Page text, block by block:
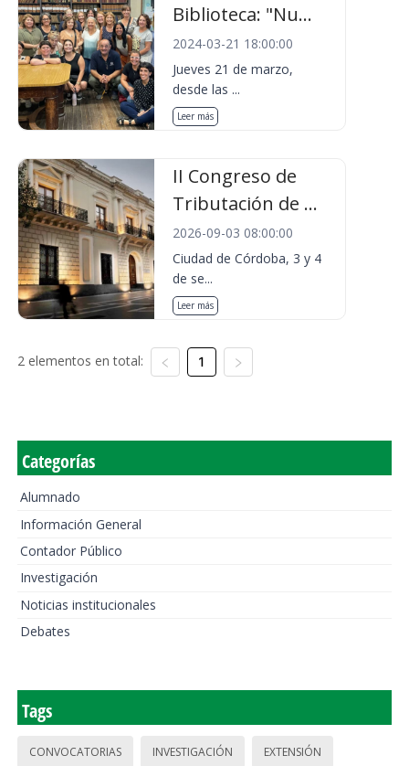
Biblioteca: "Nu...
2024-03-21 18:00:00
Jueves 21 de marzo,
desde las ...
Leer más
II Congreso de
Tributación de ...
2026-09-03 08:00:00
Ciudad de Córdoba, 3 y 4
de se...
Leer más
2 elementos en total: 1
Categorías
Alumnado
Información General
Contador Público
Investigación
Noticias institucionales
Debates
Tags
CONVOCATORIAS INVESTIGACIÓN EXTENSIÓN